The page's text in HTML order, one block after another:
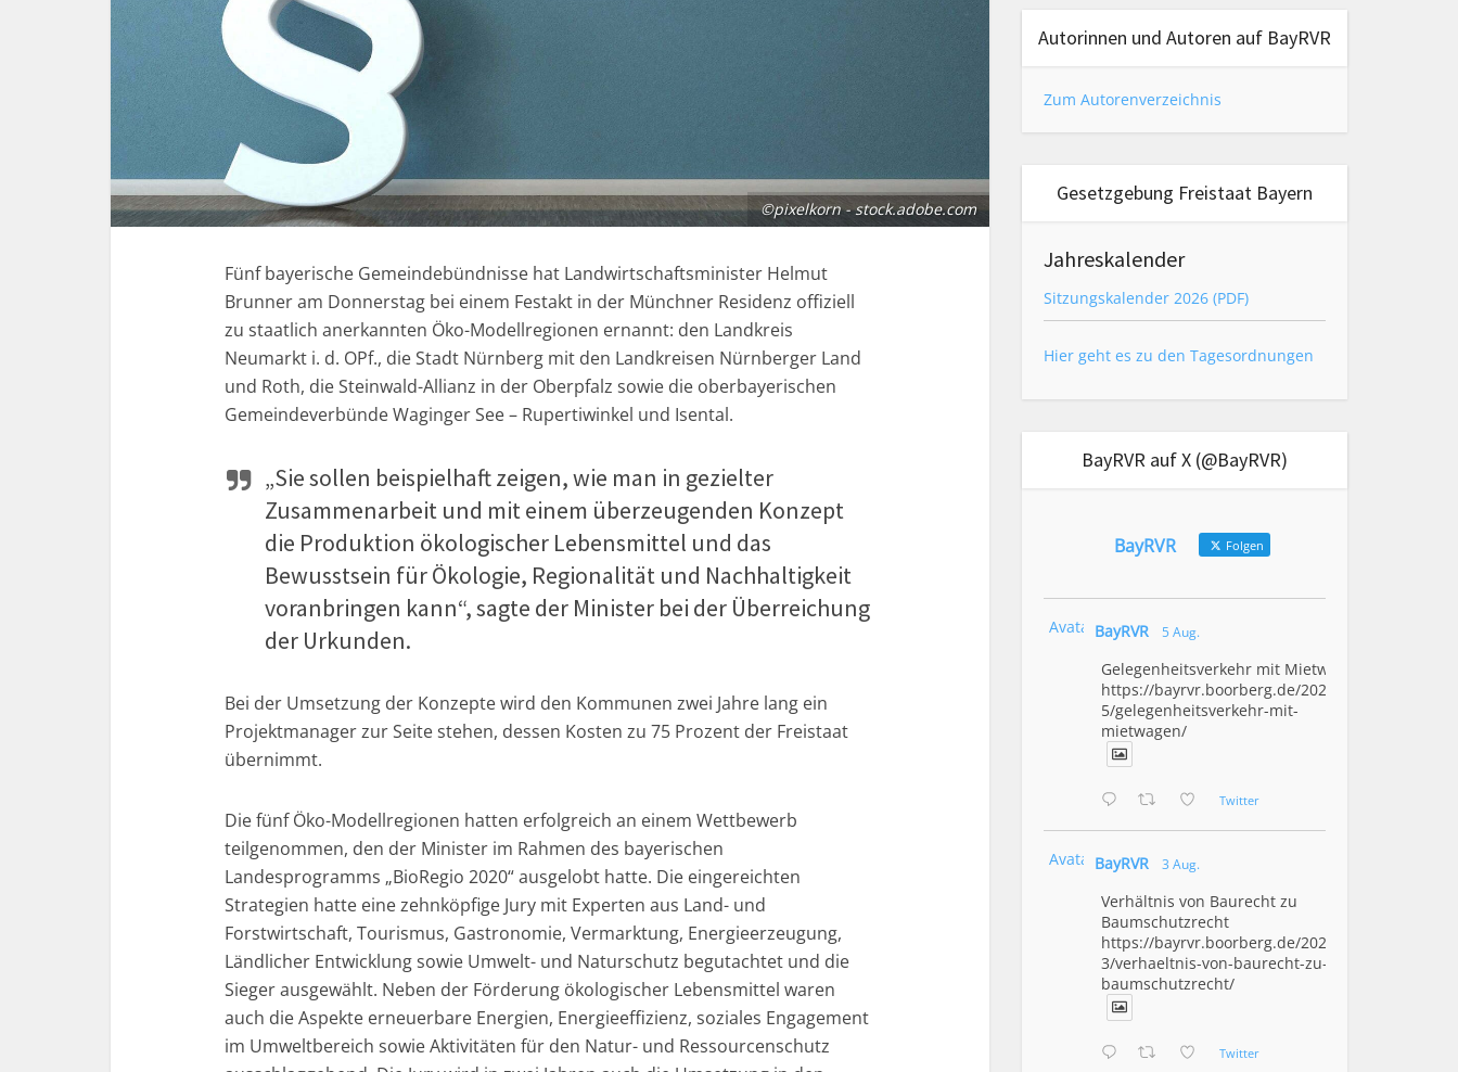
©pixelkorn - stock.adobe.com
Fünf bayerische Gemeindebündnisse hat Landwirtschaftsminister Helmut
Brunner am Donnerstag bei einem Festakt in der Münchner Residenz offiziell
zu staatlich anerkannten Öko-Modellregionen ernannt: den Landkreis
Neumarkt i. d. OPf., die Stadt Nürnberg mit den Landkreisen Nürnberger Land
und Roth, die Steinwald-Allianz in der Oberpfalz sowie die oberbayerischen
Gemeindeverbünde Waginger See – Rupertiwinkel und Isental.
„Sie sollen beispielhaft zeigen, wie man in gezielter
Zusammenarbeit und mit einem überzeugenden Konzept
die Produktion ökologischer Lebensmittel und das
Bewusstsein für Ökologie, Regionalität und Nachhaltigkeit
voranbringen kann“, sagte der Minister bei der Überreichung
der Urkunden.
Bei der Umsetzung der Konzepte wird den Kommunen zwei Jahre lang ein
Projektmanager zur Seite stehen, dessen Kosten zu 75 Prozent der Freistaat
übernimmt.
Die fünf Öko-Modellregionen hatten erfolgreich an einem Wettbewerb
teilgenommen, den der Minister im Rahmen des bayerischen
Landesprogramms „BioRegio 2020“ ausgelobt hatte. Die eingereichten
Strategien hatte eine zehnköpfige Jury mit Experten aus Land- und
Forstwirtschaft, Tourismus, Gastronomie, Vermarktung, Energieerzeugung,
Ländlicher Entwicklung sowie Umwelt- und Naturschutz begutachtet und die
Sieger ausgewählt. Neben der Förderung ökologischer Lebensmittel waren
auch die Aspekte erneuerbare Energien, Energieeffizienz, soziales Engagement
im Umweltbereich sowie Aktivitäten für den Natur- und Ressourcenschutz
Autorinnen und Autoren auf BayRVR
Zum Autorenverzeichnis
Gesetzgebung Freistaat Bayern
Jahreskalender
Sitzungskalender 2026 (PDF)
Hier geht es zu den Tagesordnungen
BayRVR auf X (@BayRVR)
BayRVR Folgen
Avatar BayRVR 5 Aug.
Gelegenheitsverkehr mit Mietwagen
https://bayrvr.boorberg.de/2026/08/0
5/gelegenheitsverkehr-mit-
mietwagen/
Twitter
Avatar BayRVR 3 Aug.
Verhältnis von Baurecht zu
Baumschutzrecht
https://bayrvr.boorberg.de/2026/08/0
3/verhaeltnis-von-baurecht-zu-
baumschutzrecht/
Twitter